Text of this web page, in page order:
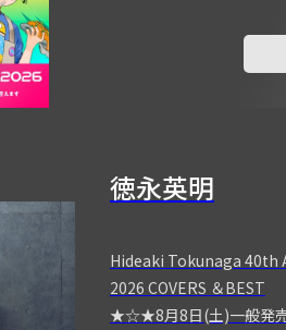
徳永英明
Hideaki Tokunaga 40th
2026 COVERS ＆BEST
★☆★8月8日(土)一般